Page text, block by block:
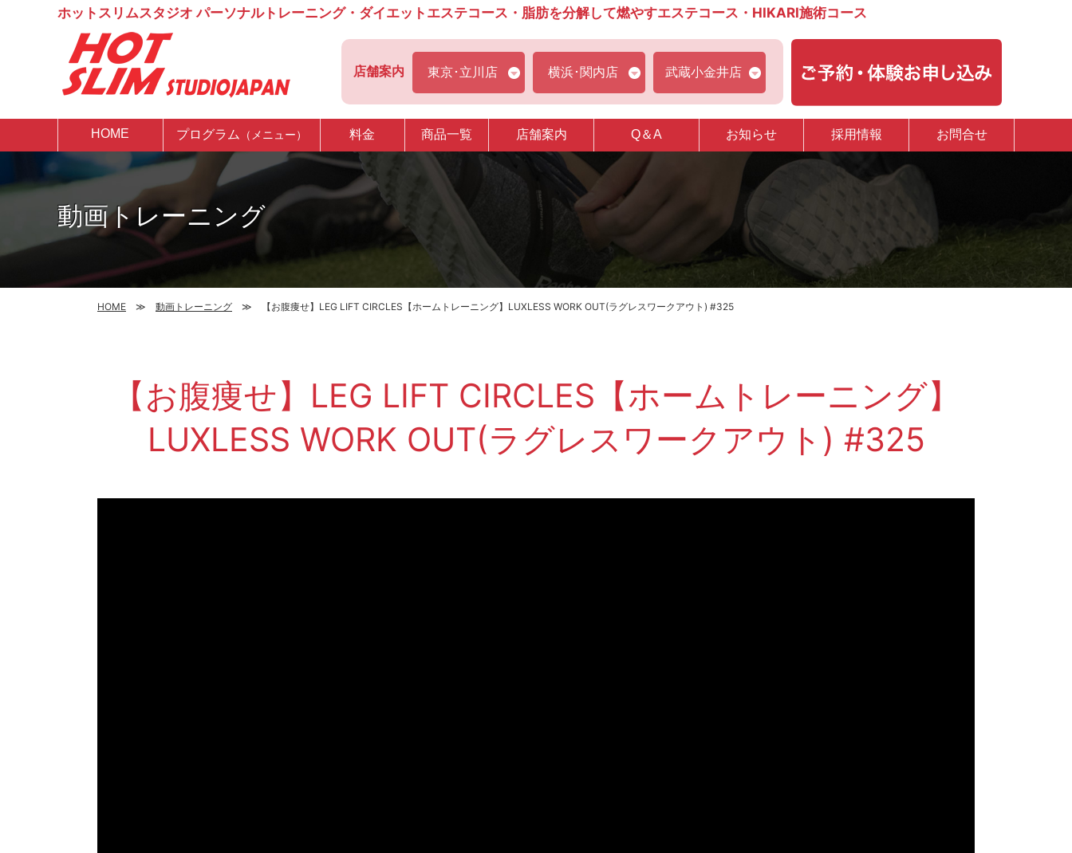
ホットスリムスタジオ パーソナルトレーニング・ダイエットエステコース・脂肪を分解して燃やすエステコース・HIKARI施術コース
店舗案内 東京･立川店 横浜･関内店 武蔵小金井店
HOME プログラム （メニュー） 料金 商品一覧 店舗案内 Q＆A お知らせ 採用情報 お問合せ
動画トレーニング
HOME 動画トレーニング 【お腹痩せ】LEG LIFT CIRCLES【ホームトレーニング】LUXLESS WORK OUT(ラグレスワークアウト) #325
【お腹痩せ】LEG LIFT CIRCLES【ホームトレーニング】
LUXLESS WORK OUT(ラグレスワークアウト) #325